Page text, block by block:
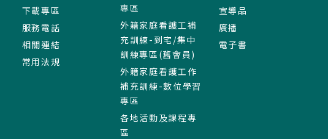
下載專區
服務電話
相關連結
常用法規
專區
外籍家庭看護工補
充訓練-到宅/集中
訓練專區(舊會員)
外籍家庭看護工作
補充訓練-數位學習
專區
各地活動及課程專
區
宣導品
廣播
電子書